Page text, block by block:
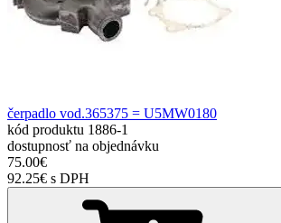
čerpadlo vod.365375 = U5MW0180
kód produktu 1886-1
dostupnosť na objednávku
75.00€
92.25€ s DPH